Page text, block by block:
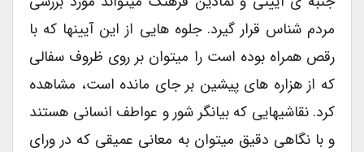
مردم شناس قرار گیرد. جلوه هایی از این آیینها که با
رقص همراه بوده است را میتوان بر روی ظروف سفالی
که از هزاره های پیشین بر جای مانده است، مشاهده
کرد. نقاشیهایی که بیانگر شور و عواطف انسانی هستند
و با نگاهی دقیق میتوان به معانی عمیقی که در ورای